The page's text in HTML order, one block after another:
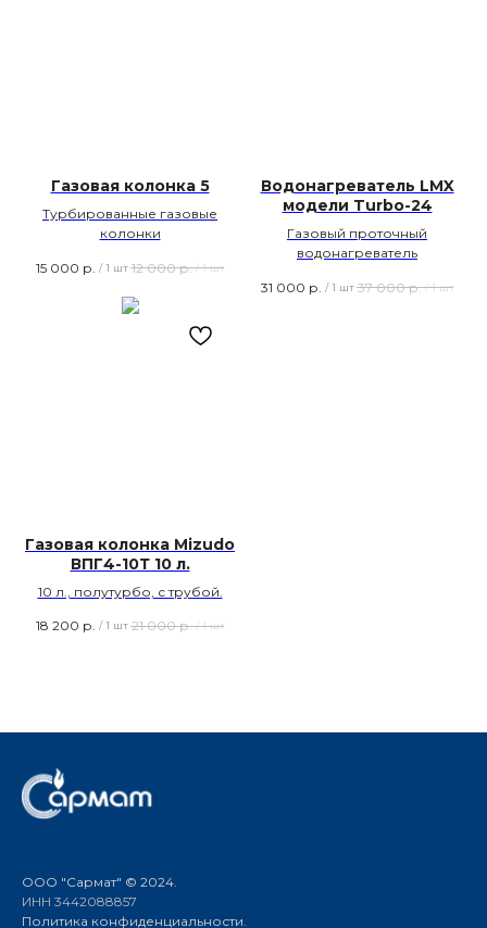
Газовая колонка 5
Турбированные газовые
колонки
15 000 р. / 1 шт 12 000 р. / 1 шт
Водонагреватель LMX
модели Turbo-24
Газовый проточный
водонагреватель
31 000 р. / 1 шт 37 000 р. / 1 шт
Газовая колонка Mizudo
ВПГ4-10Т 10 л.
10 л., полутурбо, с трубой.
18 200 р. / 1 шт 21 000 р. / 1 шт
ООО "Сармат" © 2024.
ИНН 3442088857
Политика конфиденциальности.